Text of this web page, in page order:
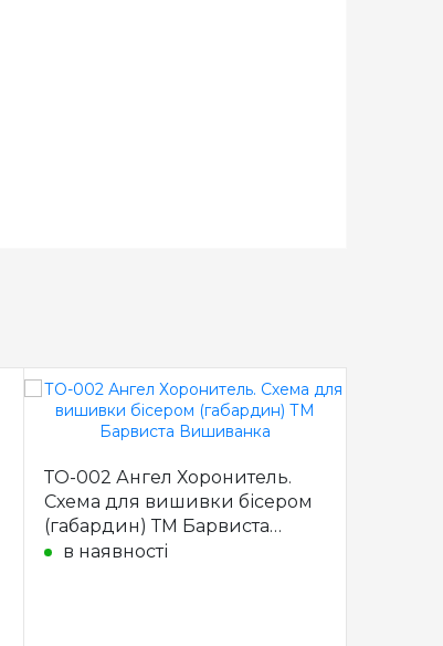
ТО-002 Ангел Хоронитель.
Схема для вишивки бісером
(габардин) ТМ Барвиста
Вишиванка
в наявності